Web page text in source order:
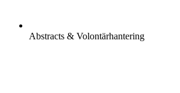
Abstracts & Volontärhantering